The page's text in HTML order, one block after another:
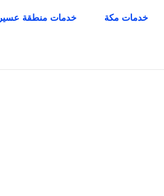
خدمات مكة خدمات منطقة عسير